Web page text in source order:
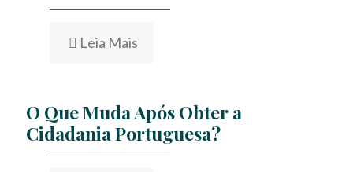
Leia Mais
O Que Muda Após Obter a
Cidadania Portuguesa?